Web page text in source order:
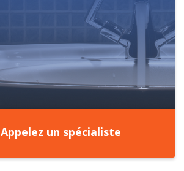
Appelez un spécialiste